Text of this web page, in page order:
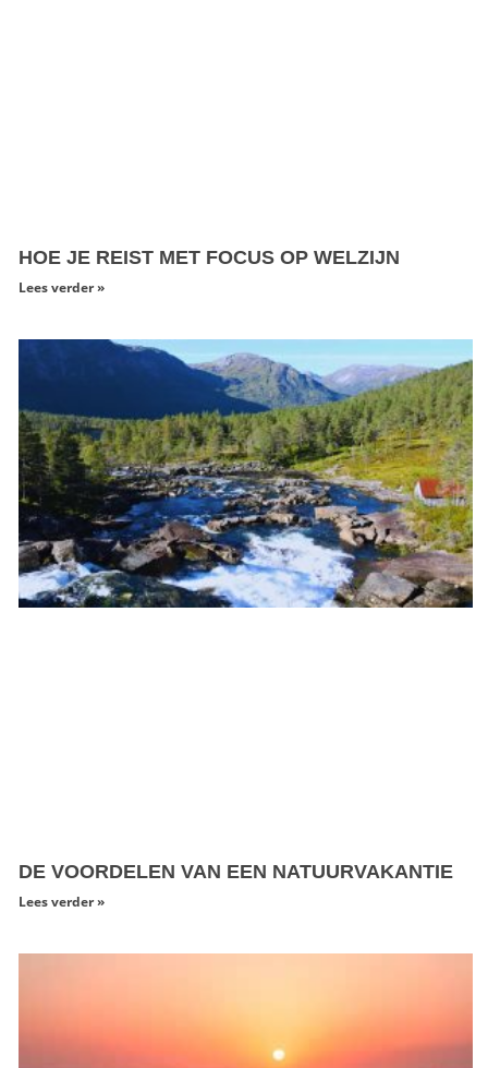
HOE JE REIST MET FOCUS OP WELZIJN
Lees verder »
DE VOORDELEN VAN EEN NATUURVAKANTIE
Lees verder »